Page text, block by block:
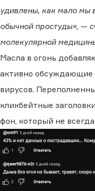
удивлены, как мало мы
обычной простуды», —
молекулярной
Масла в огонь
активно обсуждающие
вирусов.
кликбейтные
фон, который не